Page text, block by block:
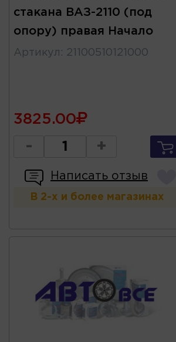
стакана ВАЗ-2110 (под
опору) правая Начало
Артикул : 21100510121000
3825.00
- +
Написать отзыв
В 2-х и более магазинах